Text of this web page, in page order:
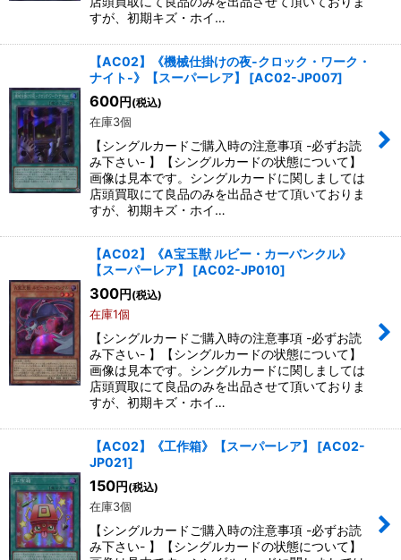
すが、初期キズ・ホイ…
【AC02】《機械仕掛けの夜-クロック・ワーク・
ナイト-》【スーパーレア】
[AC02-JP007]
600円 (税込)
在庫3個
【シングルカードご購入時の注意事項 -必ずお読
み下さい- 】【シングルカードの状態について】
画像は見本です。シングルカードに関しましては
店頭買取にて良品のみを出品させて頂いておりま
すが、初期キズ・ホイ…
【AC02】《A宝玉獣 ルビー・カーバンクル》
【スーパーレア】
[AC02-JP010]
300円 (税込)
在庫1個
【シングルカードご購入時の注意事項 -必ずお読
み下さい- 】【シングルカードの状態について】
画像は見本です。シングルカードに関しましては
店頭買取にて良品のみを出品させて頂いておりま
すが、初期キズ・ホイ…
【AC02】《工作箱》【スーパーレア】 [AC02-
JP021]
150円 (税込)
在庫3個
【シングルカードご購入時の注意事項 -必ずお読
み下さい- 】【シングルカードの状態について】